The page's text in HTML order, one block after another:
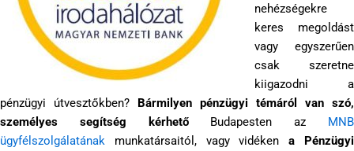
nehézségekre
keres megoldást
vagy egyszerűen
csak szeretne
kiigazodni a
pénzügyi útvesztőkben? Bármilyen pénzügyi témáról van szó,
személyes segítség kérhetőBudapesten az MNB
ügyfélszolgálatának munkatársaitól, vagy vidékena Pénzügyi